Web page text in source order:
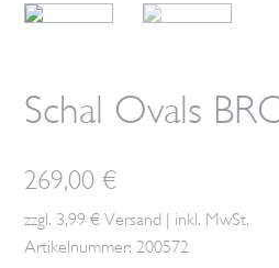
Schal Ovals
269,00€
zzgl. 3,99 € Versand | inkl. MwSt.
Artikelnummer: 200572